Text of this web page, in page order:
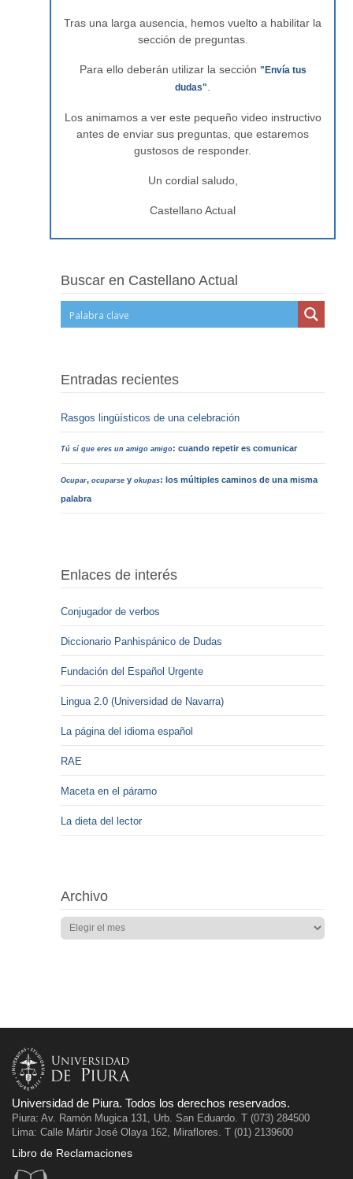
Tras una larga ausencia, hemos vuelto a habilitar la
sección de preguntas.
Para ello deberán utilizar la sección "Envía tus
dudas"
Los animamos a ver este pequeño video instructivo
antes de enviar sus preguntas, que estaremos
gustosos de responder.
Un cordial saludo,
Castellano Actual
Buscar en Castellano Actual
Entradas recientes
Rasgos lingüísticos de una celebración
Tú sí que eres un amigo amigo: cuando repetir es comunicar
Ocupar,ocuparse yokupas: los múltiples caminos de una misma
palabra
Enlaces de interés
Conjugador de verbos
Diccionario Panhispánico de Dudas
Fundación del Español Urgente
Lingua 2.0 (Universidad de Navarra)
La página del idioma español
RAE
Maceta en el páramo
La dieta del lector
Archivo
Universidad de Piura. Todos los derechos reservados.
Piura: Av. Ramón Mugica 131, Urb. San Eduardo. T (073) 284500
Lima: Calle Mártir José Olaya 162, Miraflores. T (01) 2139600
Libro de Reclamaciones